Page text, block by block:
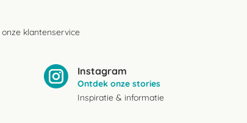
onze klantenservice
Instagram
Ontdek onze stories
Inspiratie & informatie